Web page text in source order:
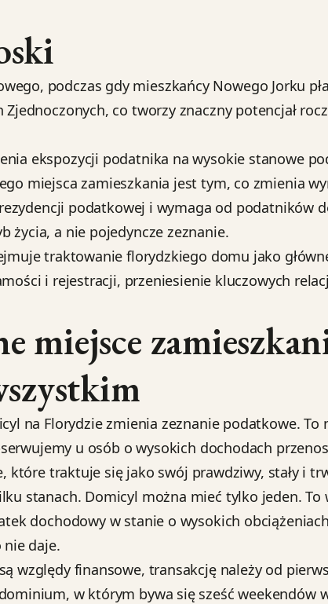
podczas gdy mieszkańcy Nowego Jorku
co tworzy znaczny potencjał
ekspozycji podatnika na wysokie stanowe
miejsca zamieszkania jest tym, co zmienia
podatkowej i wymaga od podatników
życia, a nie pojedyncze zeznanie.
traktowanie florydzkiego domu jako
i rejestracji, przeniesienie kluczowych
miejsce
na Florydzie zmienia zeznanie podatkowe. To
u osób o wysokich dochodach
które traktuje się jako swój prawdziwy, stały i
stanach. Domicyl można mieć tylko jeden.
dochodowy w stanie o wysokich
daje.
względy finansowe, transakcję należy od
w którym bywa się sześć weekendów